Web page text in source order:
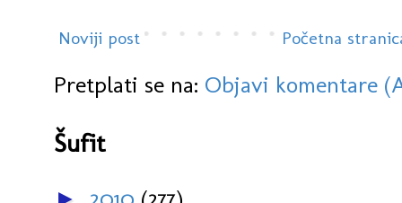
Noviji post Početna
Pretplati se na: Objavi komentare
Šufit